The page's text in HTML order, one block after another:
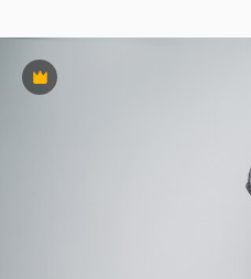
Premium